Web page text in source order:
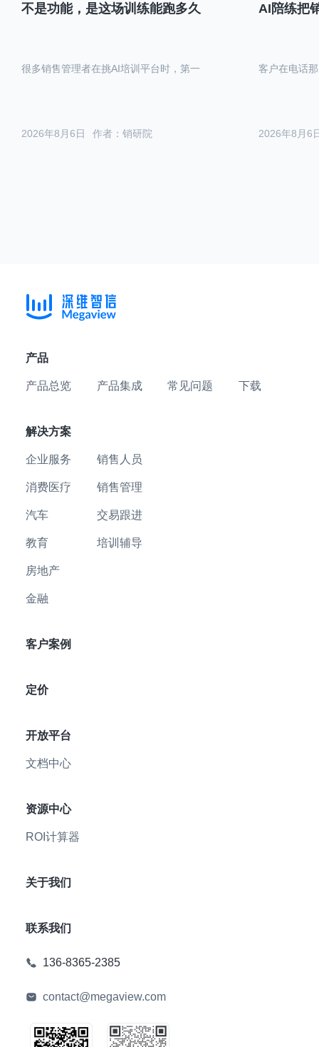
不是功能，是这场训练能跑多久
作者：销研院
2026年8月6日
很多销售管理者在挑AI培训平台时，第一
AI陪练把
2026年8月6
客户在电话
产品
产品总览 产品集成 常见问题 下载
解决方案
企业服务
消费医疗
汽车
教育
房地产
金融
销售人员
销售管理
交易跟进
培训辅导
客户案例
定价
开放平台
文档中心
资源中心
ROI计算器
关于我们
联系我们
136-8365-2385
contact@megaview.com